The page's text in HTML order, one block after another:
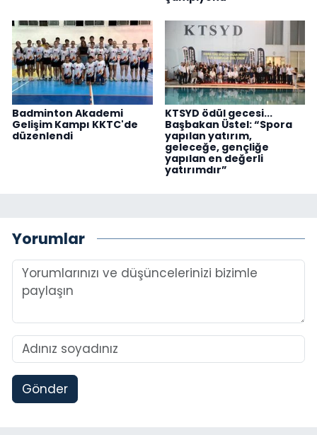
Badminton Akademi
Gelişim Kampı KKTC'de
düzenlendi
KTSYD ödül gecesi...
Başbakan Üstel: “Spora
yapılan yatırım,
geleceğe, gençliğe
yapılan en değerli
yatırımdır”
Yorumlar
Gönder